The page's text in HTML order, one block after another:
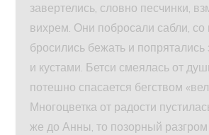
завертелись, словно песчинки,
вихрем. Они побросали сабли, со
бросились бежать и
и кустами. Бетси смеялась от
потешно спасается бегством
Многоцветка от радости
же до Анны, то позорный